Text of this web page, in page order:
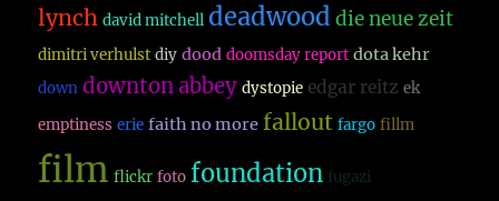
lynch david mitchell deadwood die neue zeit
dimitri verhulst diy dood doomsday report dota kehr
down downton abbey dystopie edgar reitz ek
emptiness erie faith no more fallout fargo fillm
film flickr foto foundation fugazi